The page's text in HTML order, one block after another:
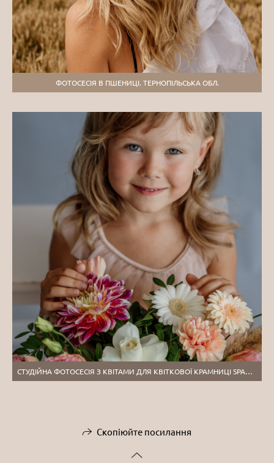
ФОТОСЕСІЯ В ПШЕНИЦІ. ТЕРНОПІЛЬСЬКА ОБЛ.
СТУДІЙНА ФОТОСЕСІЯ З КВІТАМИ ДЛЯ КВІТКОВОЇ КРАМНИЦІ SPARKLE. ТЕРНОПІЛЬ
Скопіюйте посилання